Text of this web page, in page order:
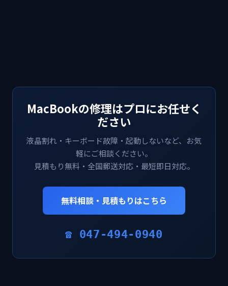
MacBookの修理はプロにお任せく
ださい
液晶割れ・キーボード故障・起動しないなど、お気
軽にご相談ください。
見積もり無料・全国郵送対応・最短即日対応。
無料相談・見積もりはこちら
☎ 047-494-0940